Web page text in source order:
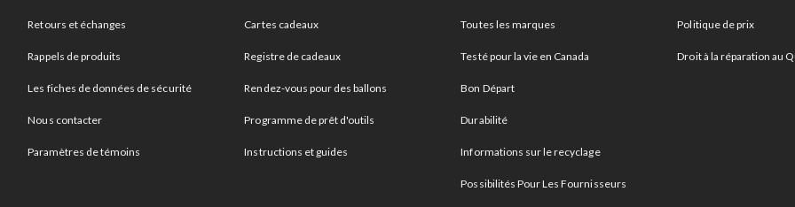
Retours et échanges
Rappels de produits
Les fiches de données de sécurité
Nous contacter
Paramètres de témoins
Cartes cadeaux
Registre de cadeaux
Rendez-vous pour des ballons
Programme de prêt d'outils
Instructions et guides
Toutes les marques
Testé pour la vie en Canada
Bon Départ
Durabilité
Informations sur le recyclage
Possibilités Pour Les Fournisseurs
Politique de prix
Droit à la réparation au